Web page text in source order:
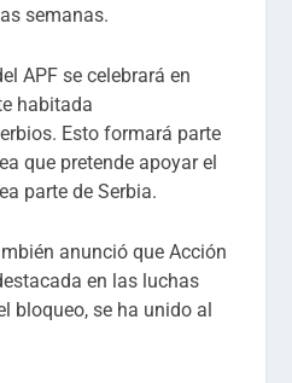
semanas.
APF se celebrará en
habitada
Esto formará parte
que pretende apoyar el
parte de Serbia.
anunció que Acción
en las luchas
bloqueo, se ha unido al